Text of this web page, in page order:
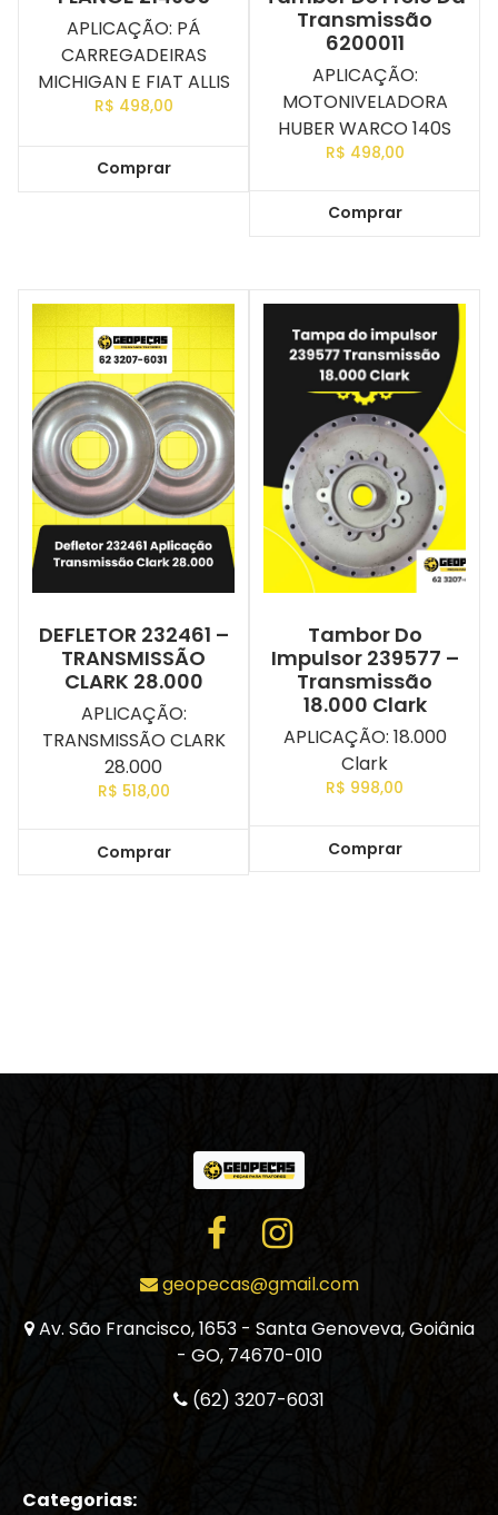
APLICAÇÃO: PÁ
CARREGADEIRAS
MICHIGAN E FIAT ALLIS
R$ 498,00
Comprar
Transmissão
6200011
APLICAÇÃO:
MOTONIVELADORA
HUBER WARCO 140S
R$ 498,00
Comprar
DEFLETOR 232461 –
TRANSMISSÃO
CLARK 28.000
APLICAÇÃO:
TRANSMISSÃO CLARK
28.000
R$ 518,00
Comprar
Tambor Do
Impulsor 239577 –
Transmissão
18.000 Clark
APLICAÇÃO: 18.000
Clark
R$ 998,00
Comprar
geopecas@gmail.com
Av. São Francisco, 1653 - Santa Genoveva, Goiânia
- GO, 74670-010
(62) 3207-6031
Categorias: